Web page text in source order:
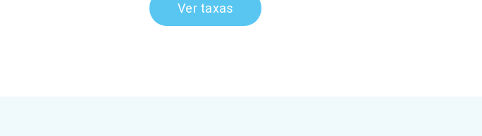
Ver taxas